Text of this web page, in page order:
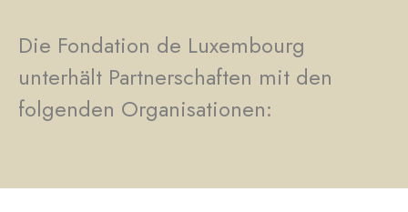
Die Fondation de Luxembourg
unterhält Partnerschaften mit den
folgenden Organisationen: